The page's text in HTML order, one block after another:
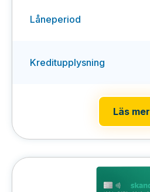
Låneperiod
Kreditupplysning
Läs mer